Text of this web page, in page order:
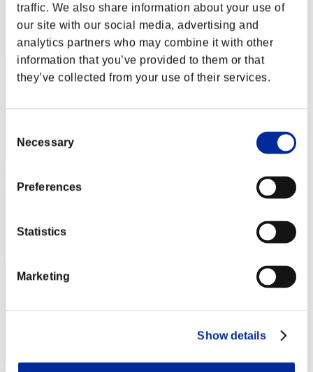
traffic. We also share information about your use of
our site with our social media, advertising and
analytics partners who may combine it with other
information that you’ve provided to them or that
they’ve collected from your use of their services.
Selection
Necessary
Preferences
Statistics
Marketing
Show details
Punteggio: -
Posizione
2
GrimReaper
Posizione